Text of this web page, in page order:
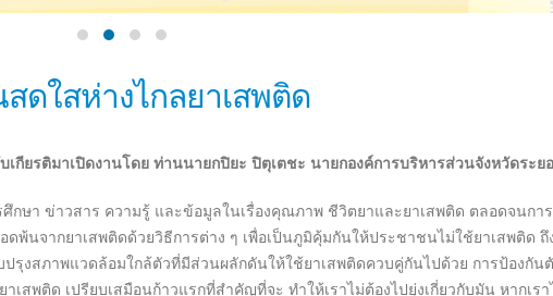
รีชาสามารถทางด้านวิทยาศาสตร์ ของพระบาทสมเด็จพระจอมเกล้าเจ้าอยู่หัว
สตร์ อันเป็นวิถีทางหนึ่งของการแก้ปัญหาการขาดแคลนกำลังคน ทางด้านวิทยาศาสตร์
การค้นคว้า วิจัย ทางวิทยาศาสตร์และเทคโนโลยี ซึ่งมีความจำเป็นอย่างยิ่งต่อการ
ละเอกชน ในการนำวิทยาศาสตร์และเทคโนโลยีไปใช้ในการพัฒนาประเทศอย่างมี